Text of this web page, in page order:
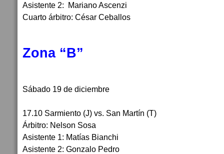
Asistente 2: Mariano Ascenzi
Cuarto árbitro: César Ceballos
Zona “B”
Sábado 19 de diciembre
17.10 Sarmiento (J) vs. San Martín (T)
Árbitro: Nelson Sosa
Asistente 1: Matías Bianchi
Asistente 2: Gonzalo Pedro